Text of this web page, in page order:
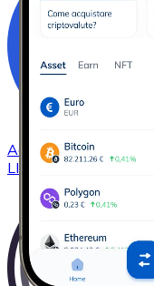
AcquistareChainlink
LINK